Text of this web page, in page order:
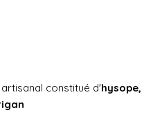
constitué d'hysope,